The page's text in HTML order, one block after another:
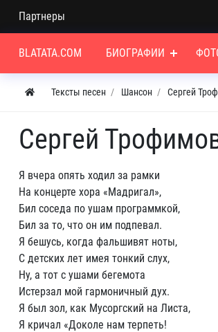
Партнеры
BLATATA.COM БИОГРАФИИ
Тексты песен Шансон Сергей
Сергей
Я вчера опять ходил за рамки
На концерте хора «Мадригал»,
Бил соседа по ушам программкой,
Бил за то, что он им подпевал.
Я бешусь, когда фальшивят ноты,
С детских лет имея тонкий слух,
Ну, а тот с ушами бегемота
Истерзал мой гармоничный дух.
Я был зол, как Мусоргский на Листа,
Я кричал «Доколе нам терпеть!